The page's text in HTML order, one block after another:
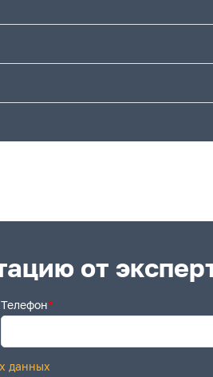
от
Телефон*
данных